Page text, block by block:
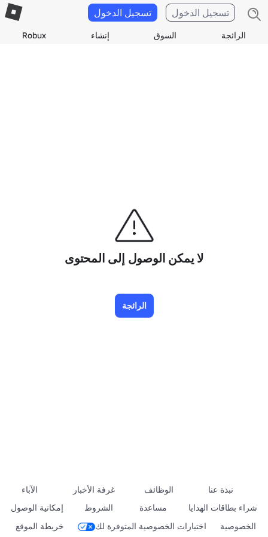
الرائجة السوق إنشاء Robux
تسجيل الدخول تسجيل الدخول
لا يمكن الوصول إلى المحتوى
الرائجة
نبذة عنا الوظائف غرفة الأخبار
الآباء
شراء بطاقات الهدايا
مساعدة الشروط
إمكانية الوصول
الخصوصية
اختيارات الخصوصية المتوفرة لك خريطة الموقع